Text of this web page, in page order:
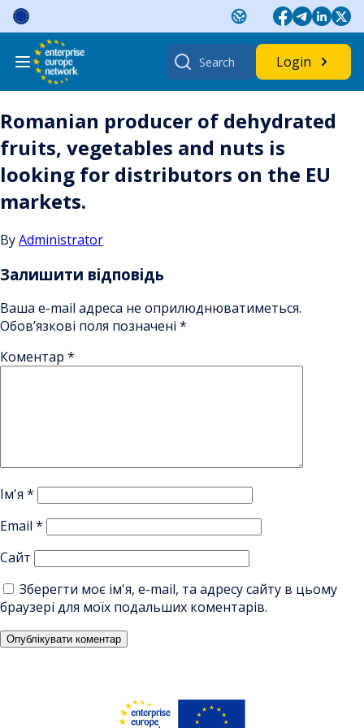
Skip
content
Search
for:
Login
Romanian producer of dehydrated
fruits, vegetables and nuts is
looking for distributors on the EU
markets.
ByAdministrator
Залишити відповідь
Ваша e-mail адреса не оприлюднюватиметься.
Обов’язкові поля позначені *
Коментар *
Ім'я *
Email *
Сайт
Зберегти моє ім'я, e-mail, та адресу сайту в цьому
браузері для моїх подальших коментарів.